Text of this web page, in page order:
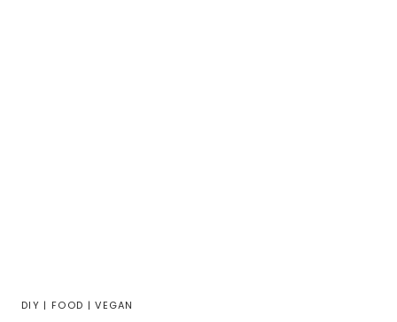
DIY | FOOD |VEGAN